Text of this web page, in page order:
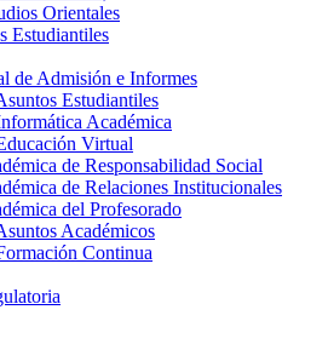
Orientales
Estudiantiles
de Admisión e Informes
Estudiantiles
Académica
Virtual
de Responsabilidad Social
de Relaciones Institucionales
del Profesorado
Académicos
Continua